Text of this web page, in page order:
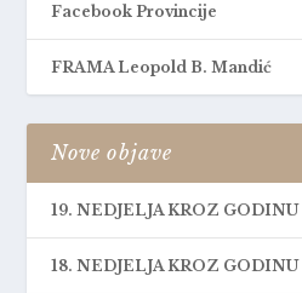
Facebook Provincije
FRAMA Leopold B. Mandić
Nove objave
19. NEDJELJA KROZ GODINU
18. NEDJELJA KROZ GODINU